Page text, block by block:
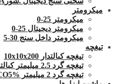
میکرومتر
میکرومتر 25-0
میکرومتر دیجیتال 25-0
میکرومتر داخل سنج 30-5
تیغچه
تیغچه کبالتدار 10x10x200
تیغچه گرد 2.5 میلیمتر کبالتدار
تیغچه گرد 2 میلیمتر HSSCO5%